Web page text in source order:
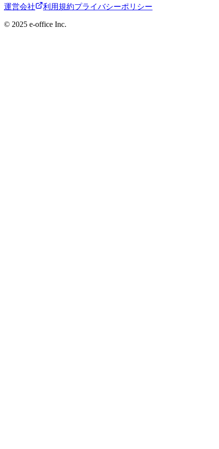
運営会社 利用規約プライバシーポリシー
©︎ 2025 e-office Inc.